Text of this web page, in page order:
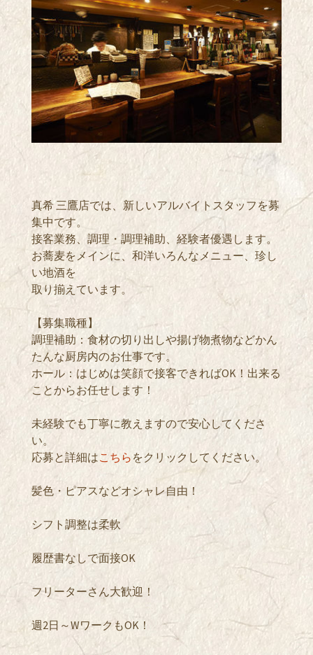
真希 三鷹店では、新しいアルバイトスタッフを募
集中です。
接客業務、調理・調理補助、経験者優遇します。
お蕎麦をメインに、和洋いろんなメニュー、珍し
い地酒を
取り揃えています。
【募集職種】
調理補助：食材の切り出しや揚げ物煮物などかん
たんな厨房内のお仕事です。
ホール：はじめは笑顔で接客できればOK！出来る
ことからお任せします！
未経験でも丁寧に教えますので安心してくださ
い。
応募と詳細はこちら をクリックしてください。
髪色・ピアスなどオシャレ自由！
シフト調整は柔軟
履歴書なしで面接OK
フリーターさん大歓迎！
週2日～WワークもOK！